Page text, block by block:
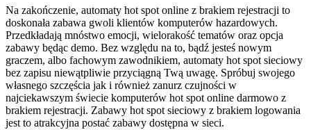
Na zakończenie, automaty hot spot online z brakiem rejestracji to
doskonała zabawa gwoli klientów komputerów hazardowych.
Przedkładają mnóstwo emocji, wielorakość tematów oraz opcja
zabawy będąc demo. Bez względu na to, bądź jesteś nowym
graczem, albo fachowym zawodnikiem, automaty hot spot sieciowy
bez zapisu niewątpliwie przyciągną Twą uwagę. Spróbuj swojego
własnego szczęścia jak i również zanurz czujności w
najciekawszym świecie komputerów hot spot online darmowo z
brakiem rejestracji. Zabawy hot spot sieciowy z brakiem logowania
jest to atrakcyjna postać zabawy dostępna w sieci.